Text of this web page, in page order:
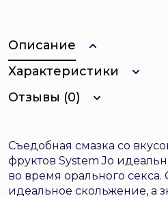
Описание
Характеристики
Отзывы (0)
Съедобная смазка со
фруктов System Jo
во время орального секса.
идеальное скольжение, а